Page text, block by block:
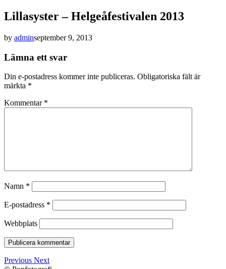
Lillasyster – Helgeåfestivalen 2013
by adminseptember 9, 2013
Lämna ett svar
Din e-postadress kommer inte publiceras. Obligatoriska fält är
märkta *
Kommentar *
Namn *
E-postadress *
Webbplats
Previous Next